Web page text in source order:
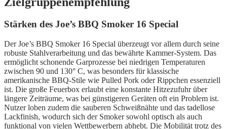
Stärken des Joe’s BBQ Smoker 16 Special
Der Joe’s BBQ Smoker 16 Special überzeugt vor allem durch seine
robuste Stahlverarbeitung und das bewährte Kammer-System. Das
ermöglicht schonende Garprozesse bei niedrigen Temperaturen
zwischen 90 und 130° C, was besonders für klassische
amerikanische BBQ-Stile wie Pulled Pork oder Rippchen essenziell
ist. Die große Feuerbox erlaubt eine konstante Hitzezufuhr über
längere Zeiträume, was bei günstigeren Geräten oft ein Problem ist.
Nutzer loben zudem die sauberen Schweißnähte und das tadellose
Lackfinish, wodurch sich der Smoker sowohl optisch als auch
funktional von vielen Wettbewerbern abhebt. Die Mobilität trotz des